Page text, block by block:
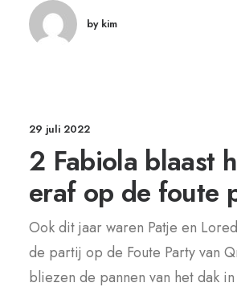
by kim
29 juli 2022
2 Fabiola blaast
eraf op de foute
Ook dit jaar waren Patje en
de partij op de Foute Party van
bliezen de pannen van het dak